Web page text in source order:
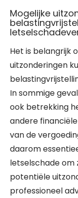
Mogelijke
Het is belangrijk
uitzonderingen
In sommige
ook betrekking
andere
van de
daarom
letselschade om
potentiële
professioneel